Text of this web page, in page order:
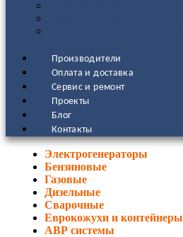
Производители
Оплата и доставка
Сервис и ремонт
Проекты
Блог
Контакты
Электрогенераторы
Бензиновые
Газовые
Дизельные
Сварочные
Еврокожухи и контейнеры
АВР системы